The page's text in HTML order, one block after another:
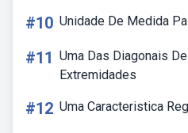
#10 Unidade De Medida
#11 Uma Das Diagonais
Extremidades
#12 Uma Caracteristica